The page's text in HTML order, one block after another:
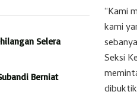
Selera
Berniat
“Kami
kami
Seksi